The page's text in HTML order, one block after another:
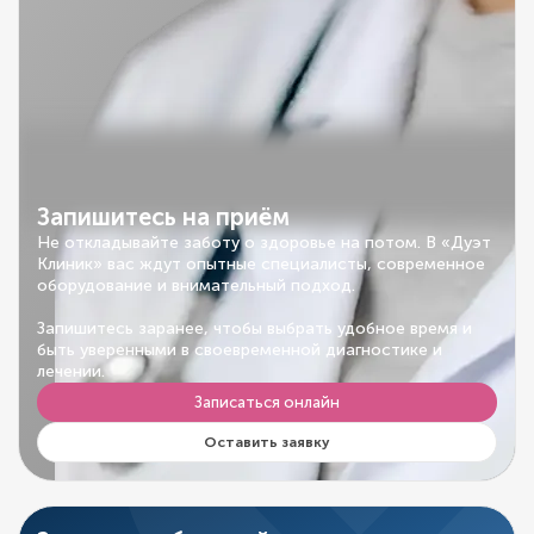
Запишитесь на приём
Не откладывайте заботу о здоровье на потом. В «Дуэт
Клиник» вас ждут опытные специалисты, современное
оборудование и внимательный подход.
Запишитесь заранее, чтобы выбрать удобное время и
быть уверенными в своевременной диагностике и
лечении.
Записаться онлайн
Оставить заявку